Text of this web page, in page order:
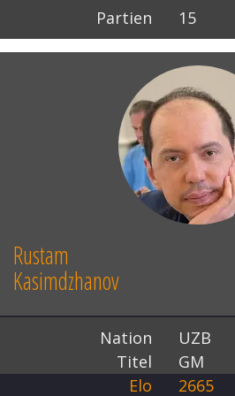
Partien
15
Rustam
Kasimdzhanov
Nation
UZB
Titel
GM
Elo
2665